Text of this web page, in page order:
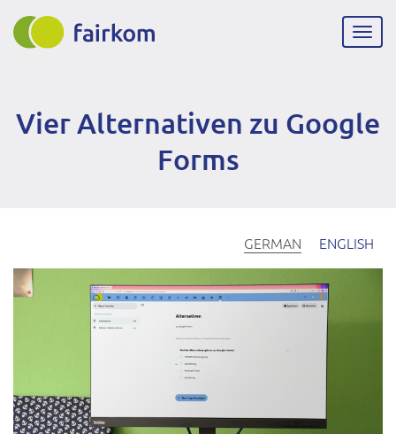
Direkt
zum
Vier Alternativen zu Google
Forms
GERMAN ENGLISH